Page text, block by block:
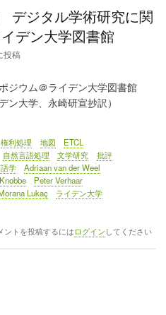
デジタル学術研究に関
デン大学図書館
投稿
ジウム＠ライデン大学図書館
大学、永崎研宣抄訳）
権利処理 地図
ETCL
自然言語処理 文学研究
批評
学
Adriaan van der Weel
Peter Verhaar
Lukaç
ライデン大学
ントを投稿するにはログイン してください